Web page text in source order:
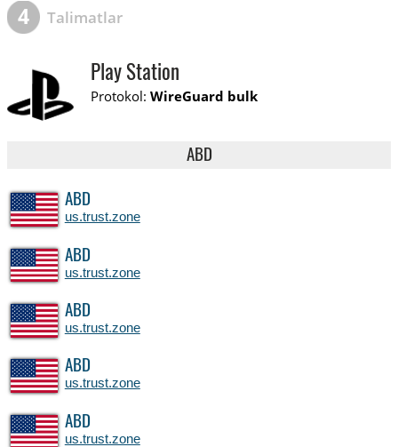
4 Talimatlar
Play Station
Protokol:WireGuard bulk
ABD
ABD
us.trust.zone
ABD
us.trust.zone
ABD
us.trust.zone
ABD
us.trust.zone
ABD
us.trust.zone